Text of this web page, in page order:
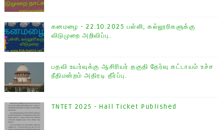
கனமழை - 22.10.2025 பள்ளி, கல்லூரிகளுக்கு
விடுமுறை அறிவிப்பு.
பதவி உயர்வுக்கு ஆசிரியர் தகுதி தேர்வு கட்டாயம் உச்ச
நீதிமன்றம் அதிரடி தீர்ப்பு.
TNTET 2025 - Hall Ticket Published